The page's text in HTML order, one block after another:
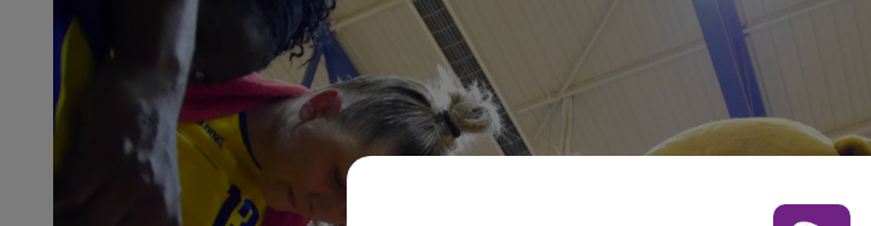
15h00 - 19h00
LE CLUB CHAMPAGNE FM
19h00 -
LA POP MACHINE -